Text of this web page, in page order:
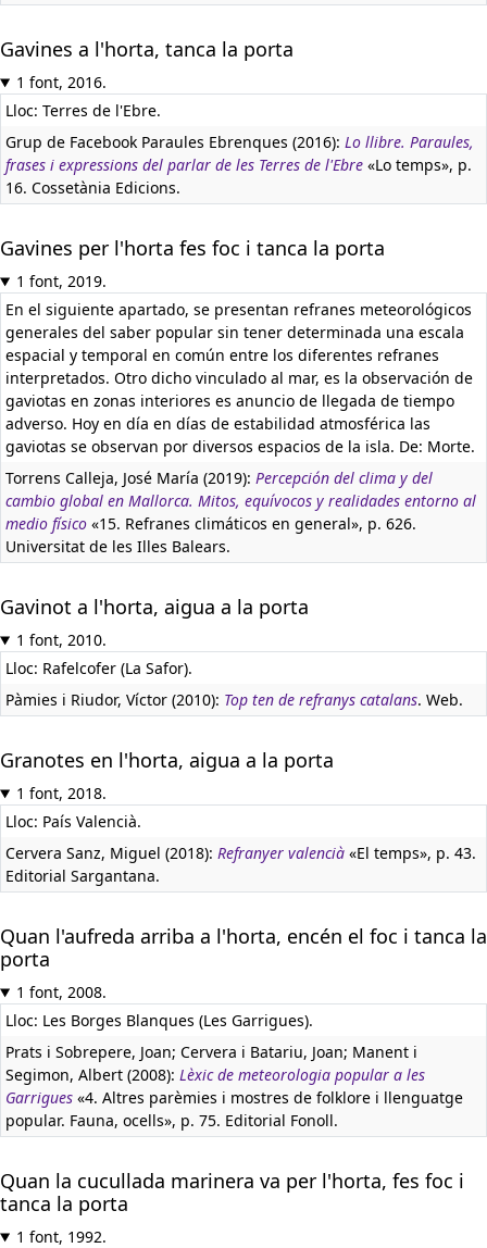
Gavines a l'horta, tanca la porta
1 font, 2016.
Lloc: Terres de l'Ebre.
Grup de Facebook Paraules Ebrenques (2016): Lo llibre. Paraules,
frases i expressions del parlar de les Terres de l'Ebre «Lo temps», p.
16. Cossetània Edicions.
Gavines per l'horta fes foc i tanca la porta
1 font, 2019.
En el siguiente apartado, se presentan refranes meteorológicos
generales del saber popular sin tener determinada una escala
espacial y temporal en común entre los diferentes refranes
interpretados. Otro dicho vinculado al mar, es la observación de
gaviotas en zonas interiores es anuncio de llegada de tiempo
adverso. Hoy en día en días de estabilidad atmosférica las
gaviotas se observan por diversos espacios de la isla. De: Morte.
Torrens Calleja, José María (2019): Percepción del clima y del
cambio global en Mallorca. Mitos, equívocos y realidades entorno al
medio físico «15. Refranes climáticos en general», p. 626.
Universitat de les Illes Balears.
Gavinot a l'horta, aigua a la porta
1 font, 2010.
Lloc: Rafelcofer (La Safor).
Pàmies i Riudor, Víctor (2010): Top ten de refranys catalans. Web.
Granotes en l'horta, aigua a la porta
1 font, 2018.
Lloc: País Valencià.
Cervera Sanz, Miguel (2018): Refranyer valencià «El temps», p. 43.
Editorial Sargantana.
Quan l'aufreda arriba a l'horta, encén el foc i tanca la
porta
1 font, 2008.
Lloc: Les Borges Blanques (Les Garrigues).
Prats i Sobrepere, Joan; Cervera i Batariu, Joan; Manent i
Segimon, Albert (2008): Lèxic de meteorologia popular a les
Garrigues «4. Altres parèmies i mostres de folklore i llenguatge
popular. Fauna, ocells», p. 75. Editorial Fonoll.
Quan la cucullada marinera va per l'horta, fes foc i
tanca la porta
1 font, 1992.